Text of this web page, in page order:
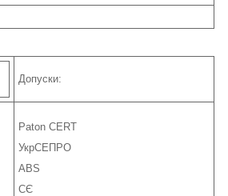
Допуски:
Paton CERT
УкрСЕПРО
ABS
СЄ